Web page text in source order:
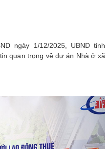
ngày 1/12/2025, UBND tỉnh
quan trọng về dự án Nhà ở xã